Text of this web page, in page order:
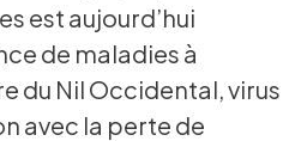
est aujourd’hui
de maladies à
du Nil Occidental, virus
avec la perte de